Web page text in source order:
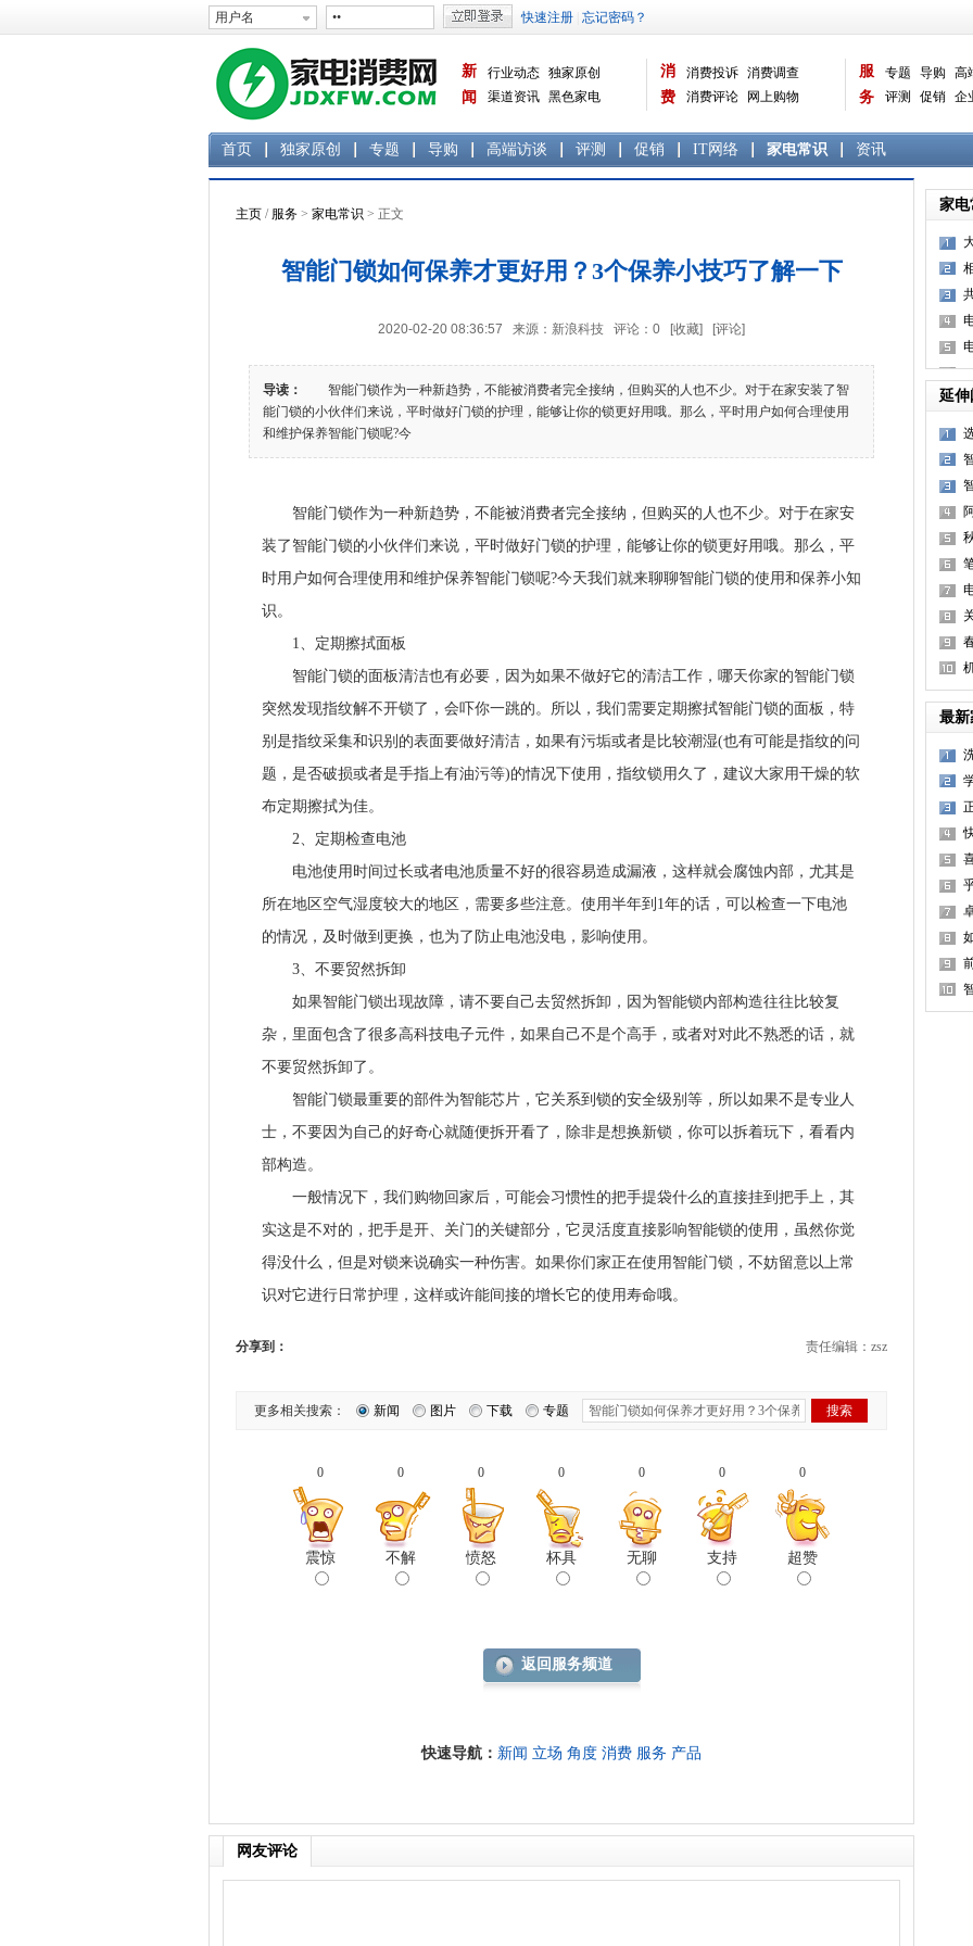
新
闻
行业动态 独家原创
渠道资讯 黑色家电
消
费
消费投诉 消费调查
消费评论
网上购物
曝光台 品牌关注
服
务
专题 导购
高
评测
促销 企
首页 独家原创 专题 导购 高端访谈 评测 促销 IT网络 家电常识 资讯
主页 / 服务 > 家电常识 > 正文
智能门锁如何保养才更好用？3个保养小技巧了解一下
2020-02-20 08:36:57 来源：新浪科技 评论： 0 [收藏] [评论]
导读：
智能门锁作为一种新趋势，不能被消费者完全接纳，但购买的人也不少。对于在家安装了智
能门锁的小伙伴们来说，平时做好门锁的护理，能够让你的锁更好用哦。那么，平时用户如何合理使用
和维护保养智能门锁呢?今
智能门锁作为一种新趋势，不能被消费者完全接纳，但购买的人也不少。对于在家安
装了智能门锁的小伙伴们来说，平时做好门锁的护理，能够让你的锁更好用哦。那么，平
时用户如何合理使用和维护保养智能门锁呢?今天我们就来聊聊智能门锁的使用和保养小知
识。
1、定期擦拭面板
智能门锁的面板清洁也有必要，因为如果不做好它的清洁工作，哪天你家的智能门锁
突然发现指纹解不开锁了，会吓你一跳的。所以，我们需要定期擦拭智能门锁的面板，特
别是指纹采集和识别的表面要做好清洁，如果有污垢或者是比较潮湿(也有可能是指纹的问
题，是否破损或者是手指上有油污等)的情况下使用，指纹锁用久了，建议大家用干燥的软
布定期擦拭为佳。
2、定期检查电池
电池使用时间过长或者电池质量不好的很容易造成漏液，这样就会腐蚀内部，尤其是
所在地区空气湿度较大的地区，需要多些注意。使用半年到1年的话，可以检查一下电池
的情况，及时做到更换，也为了防止电池没电，影响使用。
3、不要贸然拆卸
如果智能门锁出现故障，请不要自己去贸然拆卸，因为智能锁内部构造往往比较复
杂，里面包含了很多高科技电子元件，如果自己不是个高手，或者对对此不熟悉的话，就
不要贸然拆卸了。
智能门锁最重要的部件为智能芯片，它关系到锁的安全级别等，所以如果不是专业人
士，不要因为自己的好奇心就随便拆开看了，除非是想换新锁，你可以拆着玩下，看看内
部构造。
一般情况下，我们购物回家后，可能会习惯性的把手提袋什么的直接挂到把手上，其
实这是不对的，把手是开、关门的关键部分，它灵活度直接影响智能锁的使用，虽然你觉
得没什么，但是对锁来说确实一种伤害。如果你们家正在使用智能门锁，不妨留意以上常
识对它进行日常护理，这样或许能间接的增长它的使用寿命哦。
分享到： 责任编辑：zsz
更多相关搜索： 新闻 图片 下载 专题
0
震惊
0
不解
0
愤怒
0
杯具
0
无聊
0
支持
0
超赞
返回服务频道
快速导航： 新闻 立场 角度 消费 服务 产品
网友评论
家电
延伸
最新